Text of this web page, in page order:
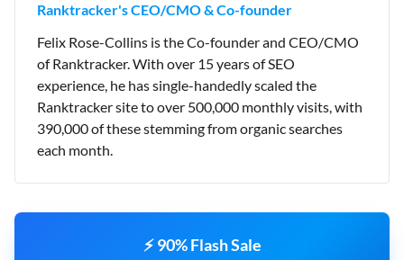
Ranktracker's CEO/CMO & Co-founder
Felix Rose-Collins is the Co-founder and CEO/CMO
of Ranktracker. With over 15 years of SEO
experience, he has single-handedly scaled the
Ranktracker site to over 500,000 monthly visits, with
390,000 of these stemming from organic searches
each month.
⚡ 90% Flash Sale